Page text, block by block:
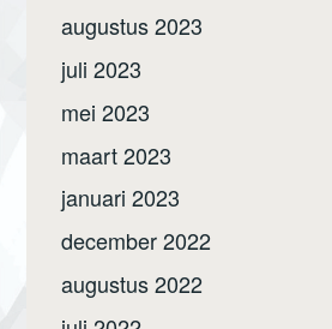
augustus 2023
juli 2023
mei 2023
maart 2023
januari 2023
december 2022
augustus 2022